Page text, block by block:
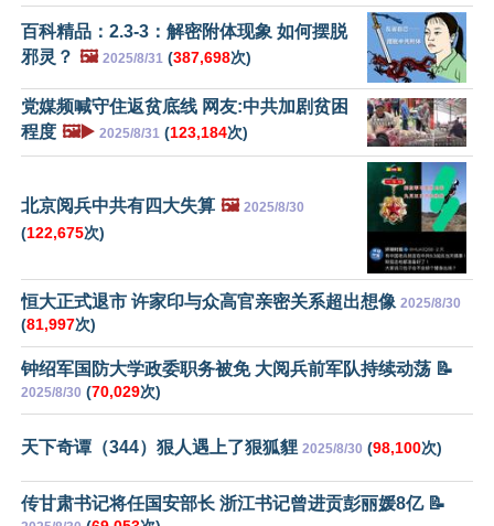
百科精品：2.3-3：解密附体现象 如何摆脱
邪灵？ 🖼️ 2025/8/31 (387,698次)
党媒频喊守住返贫底线 网友:中共加剧贫困
程度 🖼️▶️ 2025/8/31 (123,184次)
北京阅兵中共有四大失算 🖼️ 2025/8/30
(122,675次)
恒大正式退市 许家印与众高官亲密关系超出想像 2025/8/30
(81,997次)
钟绍军国防大学政委职务被免 大阅兵前军队持续动荡 📝
2025/8/30 (70,029次)
天下奇谭（344）狠人遇上了狠狐貍 2025/8/30 (98,100次)
传甘肃书记将任国安部长 浙江书记曾进贡彭丽媛8亿 📝